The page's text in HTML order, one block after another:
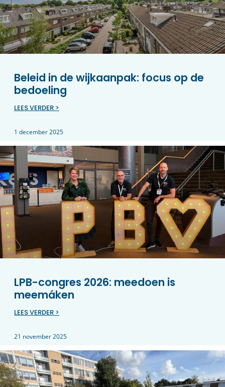
Beleid in de wijkaanpak: focus op de
bedoeling
LEES VERDER >
1 december 2025
LPB-congres 2026: meedoen is
meemáken
LEES VERDER >
21 november 2025